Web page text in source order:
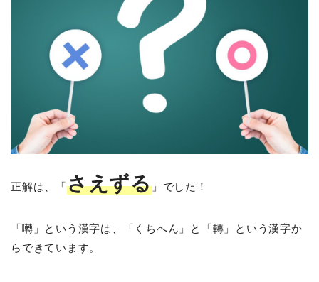
正解は、「さえずる」でした！
「囀」という漢字は、「くちへん」と「轉」という漢字か
らできています。